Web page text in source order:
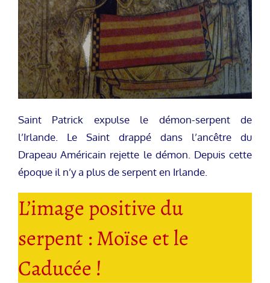
Saint Patrick expulse le démon-serpent de
l’Irlande. Le Saint drappé dans l’ancêtre du
Drapeau Américain rejette le démon. Depuis cette
époque il n’y a plus de serpent en Irlande.
L’image positive du
serpent : Moïse et le
Caducée !